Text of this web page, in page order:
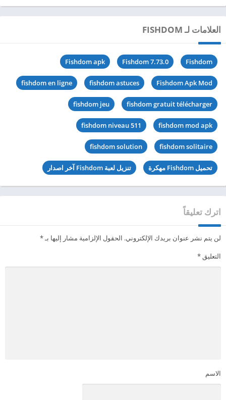
العلامات لـ FISHDOM
Fishdom
Fishdom 7.73.0
Fishdom apk
Fishdom Apk Mod
fishdom astuces
fishdom en ligne
fishdom gratuit télécharger
fishdom jeu
fishdom mod apk
fishdom niveau 511
fishdom solitaire
fishdom solution
تحميل Fishdom مهكرة تنزيل لعبة Fishdom آخر اصدار
اترك تعليقاً
لن يتم نشر عنوان بريدك الإلكتروني. الحقول الإلزامية مشار إليها بـ*
التعليق*
الاسم